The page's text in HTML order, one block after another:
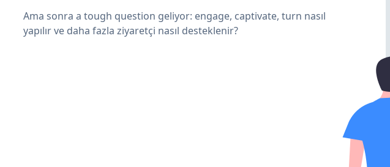
Ama sonra a tough question geliyor: engage, captivate, turn nasıl
yapılır ve daha fazla ziyaretçi nasıl desteklenir?